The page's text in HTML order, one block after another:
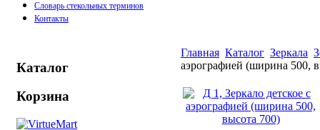
Словарь стекольных терминов
Контакты
Каталог
Корзина
Главная Каталог Зеркала
аэрографией (ширина 500,